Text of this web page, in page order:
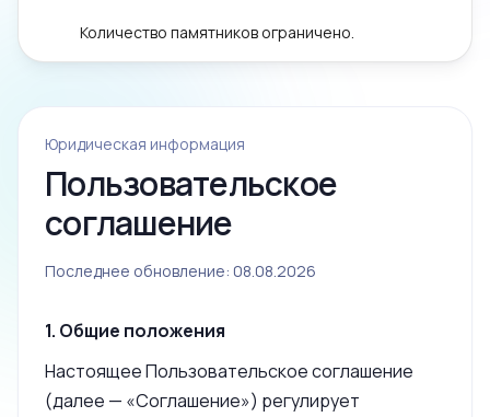
Количество памятников ограничено.
Юридическая информация
Пользовательское
соглашение
Последнее обновление: 08.08.2026
1. Общие положения
Настоящее Пользовательское соглашение
(далее — «Соглашение») регулирует